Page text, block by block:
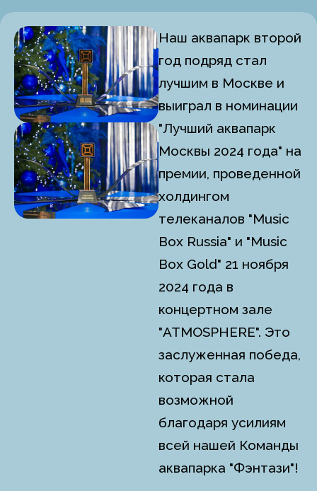
Наш аквапарк второй
год подряд стал
лучшим в Москве и
выиграл в номинации
"Лучший аквапарк
Москвы 2024 года" на
премии, проведенной
холдингом
телеканалов "Music
Box Russia" и "Music
Box Gold" 21 ноября
2024 года в
концертном зале
"ATMOSPHERE". Это
заслуженная победа,
которая стала
возможной
благодаря усилиям
всей нашей Команды
аквапарка "Фэнтази"!